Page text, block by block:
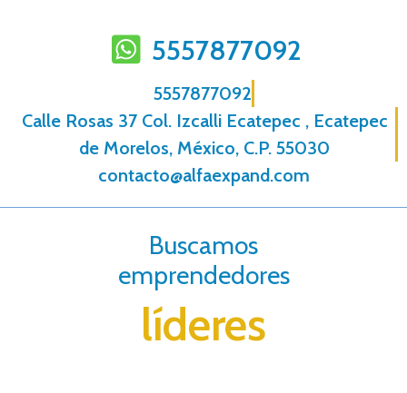
5557877092
5557877092
Calle Rosas 37 Col. Izcalli Ecatepec , Ecatepec
de Morelos, México, C.P. 55030
contacto@alfaexpand.com
Buscamos
emprendedores
líderes